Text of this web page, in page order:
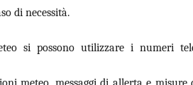
di necessità.
si possono utilizzare i numeri